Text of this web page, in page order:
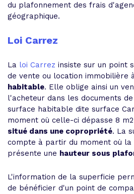
du plafonnement des frais
géographique.
Loi Carrez
La loi Carrez insiste sur un point
de vente ou location immobilière
habitable. Elle oblige ainsi un
l'acheteur dans les documents
surface habitable dite surface
moment où celle-ci dépasse 8
situé dans une copropriété. La
compte à partir du moment où la
présente une hauteur sous
L'information de la superficie
de bénéficier d'un point de